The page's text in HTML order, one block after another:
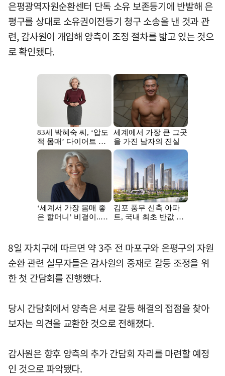
은평광역자원순환센터 단독 소유 보존등기에 반발해 은
평구를 상대로 소유권이전등기 청구 소송을 낸 것과 관
련, 감사원이 개입해 양측이 조정 절차를 밟고 있는 것으
로 확인됐다.
8일 자치구에 따르면 약 3주 전 마포구와 은평구의 자원
순환 관련 실무자들은 감사원의 중재로 갈등 조정을 위
한 첫 간담회를 진행했다.
당시 간담회에서 양측은 서로 갈등 해결의 접점을 찾아
보자는 의견을 교환한 것으로 전해졌다.
감사원은 향후 양측의 추가 간담회 자리를 마련할 예정
인 것으로 파악됐다.